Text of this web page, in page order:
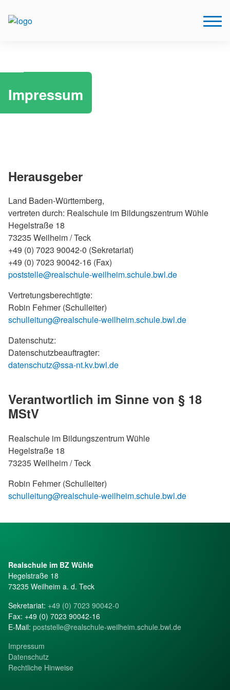
Impressum
Herausgeber
Land Baden-Württemberg,
vertreten durch: Realschule im Bildungszentrum Wühle
Hegelstraße 18
73235 Weilheim / Teck
+49 (0) 7023 90042-0 (Sekretariat)
+49 (0) 7023 90042-16 (Fax)
poststelle@realschule-weilheim.schule.bwl.de
Vertretungsberechtigte:
Robin Fehmer (Schulleiter)
schulleitung@realschule-weilheim.schule.bwl.de
Datenschutz:
Datenschutzbeauftragter:
datenschutz@ssa-nt.kv.bwl.de
Verantwortlich im Sinne von § 18
MStV
Realschule im Bildungszentrum Wühle
Hegelstraße 18
73235 Weilheim / Teck
Robin Fehmer (Schulleiter)
schulleitung@realschule-weilheim.schule.bwl.de
Realschule im BZ Wühle
Hegelstraße 18
73235 Weilheim a. d. Teck
Sekretariat: +49 (0) 7023 90042-0
Fax: +49 (0) 7023 90042-16
E-Mail: poststelle@realschule-weilheim.schule.bwl.de
Impressum
Datenschutz
Rechtliche Hinweise